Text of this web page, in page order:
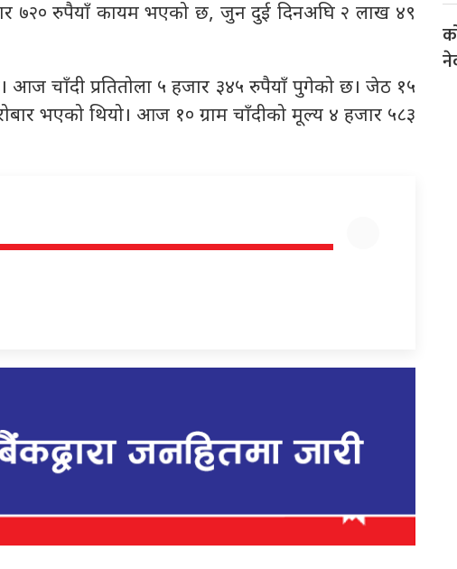
७२० रुपैयाँ कायम भएको छ, जुन दुई दिनअघि २ लाख ४९
चाँदी प्रतितोला ५ हजार ३४५ रुपैयाँ पुगेको छ। जेठ १५
भएको थियो। आज १० ग्राम चाँदीको मूल्य ४ हजार ५८३